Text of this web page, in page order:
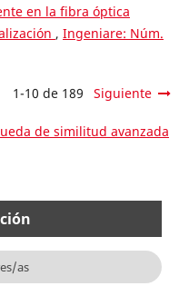
en la fibra óptica
, Ingeniare: Núm.
1-10 de 189 Siguiente
de similitud avanzada
as